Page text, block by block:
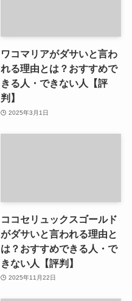
ワコマリアがダサいと言わ
れる理由とは？おすすめで
きる人・できない人【評
判】
2025年3月1日
ココセリュックスゴールド
がダサいと言われる理由と
は？おすすめできる人・で
きない人【評判】
2025年11月22日